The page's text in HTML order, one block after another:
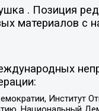
. Позиция
материалов с
Институт